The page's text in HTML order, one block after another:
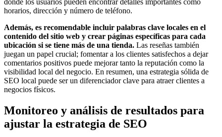
horarios, dirección y número de teléfono.
Además, es recomendable incluir palabras clave locales en el
contenido del sitio web y crear páginas específicas para cada
ubicación si se tiene más de una tienda. Las reseñas también
juegan un papel crucial; fomentar a los clientes satisfechos a dejar
comentarios positivos puede mejorar tanto la reputación como la
visibilidad local del negocio. En resumen, una estrategia sólida de
SEO local puede ser un diferenciador clave para atraer clientes a
negocios físicos.
Monitoreo y análisis de resultados para
ajustar la estrategia de SEO